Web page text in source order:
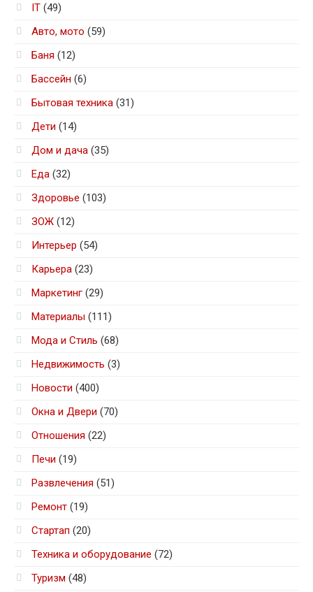
IT (49)
Авто, мото (59)
Баня (12)
Бассейн (6)
Бытовая техника (31)
Дети (14)
Дом и дача (35)
Еда (32)
Здоровье (103)
ЗОЖ (12)
Интерьер (54)
Карьера (23)
Маркетинг (29)
Материалы (111)
Мода и Стиль (68)
Недвижимость (3)
Новости (400)
Окна и Двери (70)
Отношения (22)
Печи (19)
Развлечения (51)
Ремонт (19)
Стартап (20)
Техника и оборудование (72)
Туризм (48)